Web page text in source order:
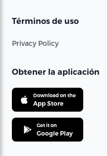
Términos de uso
Privacy Policy
Obtener la aplicación
Download on the
App Store
Get it on
Google Play